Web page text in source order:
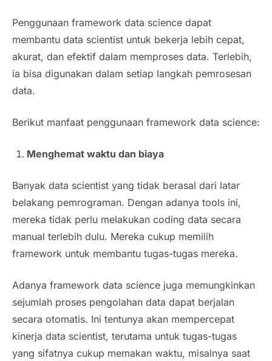
Penggunaan framework data science dapat
membantu data scientist untuk bekerja lebih cepat,
akurat, dan efektif dalam memproses data. Terlebih,
ia bisa digunakan dalam setiap langkah pemrosesan
data.
Berikut manfaat penggunaan framework data science:
Menghemat waktu dan biaya
Banyak data scientist yang tidak berasal dari latar
belakang pemrograman. Dengan adanya tools ini,
mereka tidak perlu melakukan coding data secara
manual terlebih dulu. Mereka cukup memilih
framework untuk membantu tugas-tugas mereka.
Adanya framework data science juga memungkinkan
sejumlah proses pengolahan data dapat berjalan
secara otomatis. Ini tentunya akan mempercepat
kinerja data scientist, terutama untuk tugas-tugas
yang sifatnya cukup memakan waktu, misalnya saat